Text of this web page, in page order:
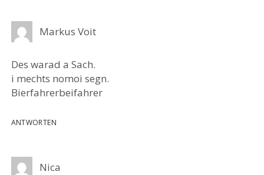
Markus Voit
Des warad a Sach.
i mechts nomoi segn.
Bierfahrerbeifahrer
ANTWORTEN
Nica